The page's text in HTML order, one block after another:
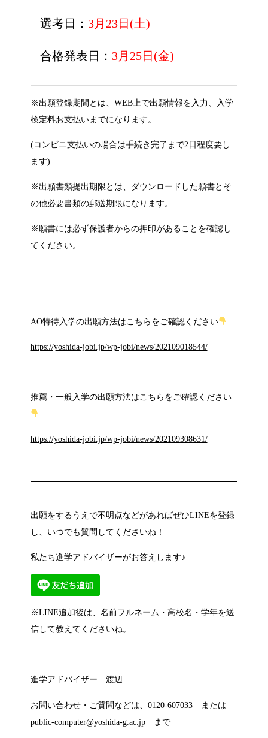
選考日： 3月23日(土)
合格発表日： 3月25日(金)
※出願登録期間とは、WEB上で出願情報を入力、入学
検定料お支払いまでになります。
(コンビニ支払いの場合は手続き完了まで2日程度要し
ます)
※出願書類提出期限とは、ダウンロードした願書とそ
の他必要書類の郵送期限になります。
※願書には必ず保護者からの押印があることを確認し
てください。
AO特待入学の出願方法はこちらをご確認ください
https://yoshida-jobi.jp/wp-jobi/news/202109018544/
推薦・一般入学の出願方法はこちらをご確認ください
https://yoshida-jobi.jp/wp-jobi/news/202109308631/
出願をするうえで不明点などがあればぜひLINEを登録
し、いつでも質問してくださいね！
私たち進学アドバイザーがお答えします♪
※LINE追加後は、名前フルネーム・高校名・学年を送
信して教えてくださいね。
進学アドバイザー 渡辺
お問い合わせ・ご質問などは、0120-607033 または
public-computer@yoshida-g.ac.jp まで